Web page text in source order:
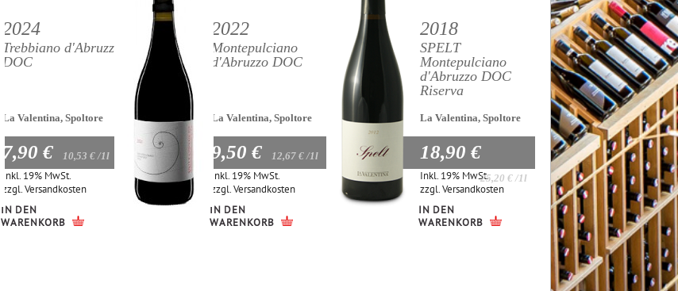
2024
Trebbiano d'Abruzzo
DOC
La Valentina, Spoltore
7,90 € 10,53 € /1l
Inkl. 19% MwSt.
zzgl.Versandkosten
IN DEN
WARENKORB
2022
Montepulciano
d'Abruzzo DOC
La Valentina, Spoltore
9,50 € 12,67 € /1l
Inkl. 19% MwSt.
zzgl.Versandkosten
IN DEN
WARENKORB
2018
SPELT
Montepulciano
d'Abruzzo DOC
Riserva
La Valentina, Spoltore
18,90 €
25,20 € /1l
Inkl. 19% MwSt.
zzgl.Versandkosten
IN DEN
WARENKORB